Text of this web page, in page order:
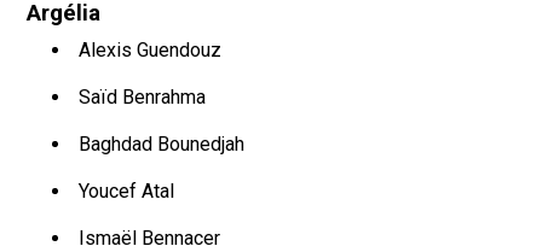
Argélia
Alexis Guendouz
Saïd Benrahma
Baghdad Bounedjah
Youcef Atal
Ismaël Bennacer